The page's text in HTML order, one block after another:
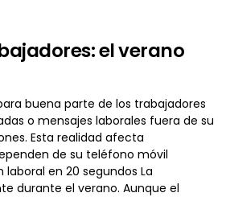
el verano
buena parte de los trabajadores
o mensajes laborales fuera de su
Esta realidad afecta
de su teléfono móvil
en 20 segundos La
durante el verano. Aunque el